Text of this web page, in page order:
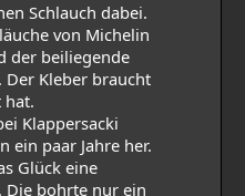
Schlauch dabei.
von Michelin
der beiliegende
Kleber braucht
hat.
Klappersacki
ein paar Jahre her.
Glück eine
Die bohrte nur ein